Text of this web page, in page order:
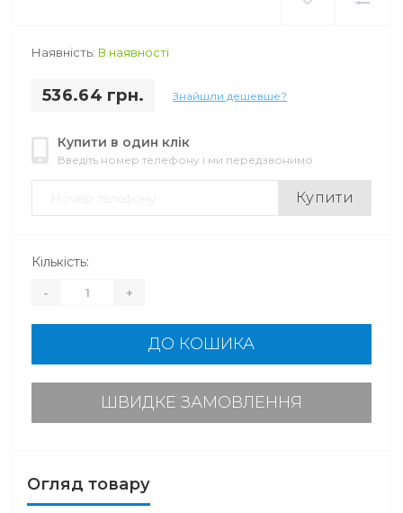
Наявність: В наявності
536.64 грн. Знайшли дешевше?
Купити в один клік
Введіть номер телефону і ми передзвонимо
Купити
Кількість:
- +
ДО КОШИКА
ШВИДКЕ ЗАМОВЛЕННЯ
Огляд товару